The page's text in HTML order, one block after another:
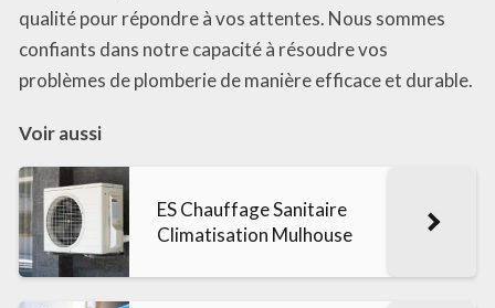
qualité pour répondre à vos attentes. Nous sommes
confiants dans notre capacité à résoudre vos
problèmes de plomberie de manière efficace et durable.
Voir aussi
ES Chauffage Sanitaire
Climatisation Mulhouse